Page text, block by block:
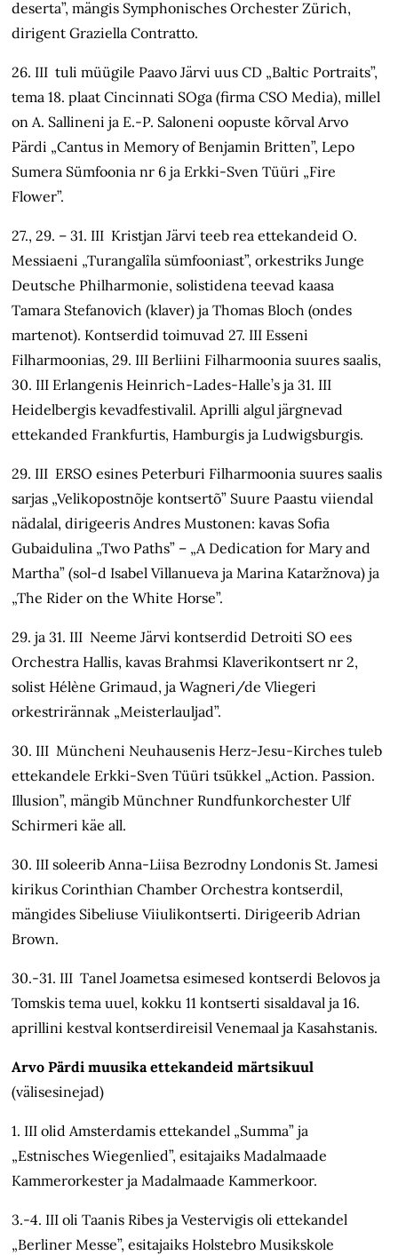
deserta”, mängis Symphonisches Orchester Zürich,
dirigent Graziella Contratto.
26. III tuli müügile Paavo Järvi uus CD „Baltic Portraits”,
tema 18. plaat Cincinnati SOga (firma CSO Media), millel
on A. Sallineni ja E.-P. Saloneni oopuste kõrval Arvo
Pärdi „Cantus in Memory of Benjamin Britten”, Lepo
Sumera Sümfoonia nr 6 ja Erkki-Sven Tüüri „Fire
Flower”.
27., 29. – 31. III Kristjan Järvi teeb rea ettekandeid O.
Messiaeni „Turangalîla sümfooniast”, orkestriks Junge
Deutsche Philharmonie, solistidena teevad kaasa
Tamara Stefanovich (klaver) ja Thomas Bloch (ondes
martenot). Kontserdid toimuvad 27. III Esseni
Filharmoonias, 29. III Berliini Filharmoonia suures saalis,
30. III Erlangenis Heinrich-Lades-Halle’s ja 31. III
Heidelbergis kevadfestivalil. Aprilli algul järgnevad
ettekanded Frankfurtis, Hamburgis ja Ludwigsburgis.
29. III ERSO esines Peterburi Filharmoonia suures saalis
sarjas „Velikopostnõje kontsertõ” Suure Paastu viiendal
nädalal, dirigeeris Andres Mustonen: kavas Sofia
Gubaidulina „Two Paths” – „A Dedication for Mary and
Martha” (sol-d Isabel Villanueva ja Marina Kataržnova) ja
„The Rider on the White Horse”.
29. ja 31. III Neeme Järvi kontserdid Detroiti SO ees
Orchestra Hallis, kavas Brahmsi Klaverikontsert nr 2,
solist Hélène Grimaud, ja Wagneri/de Vliegeri
orkestrirännak „Мeisterlauljad”.
30. III Müncheni Neuhausenis Herz-Jesu-Kirches tuleb
ettekandele Erkki-Sven Tüüri tsükkel „Action. Passion.
Illusion”, mängib Münchner Rundfunkorchester Ulf
Schirmeri käe all.
30. III soleerib Anna-Liisa Bezrodny Londonis St. Jamesi
kirikus Corinthian Chamber Orchestra kontserdil,
mängides Sibeliuse Viiulikontserti. Dirigeerib Adrian
Brown.
30.-31. III Tanel Joametsa esimesed kontserdi Belovos ja
Tomskis tema uuel, kokku 11 kontserti sisaldaval ja 16.
aprillini kestval kontserdireisil Venemaal ja Kasahstanis.
Arvo Pärdi muusika ettekandeid märtsikuul
(välisesinejad)
1. III olid Amsterdamis ettekandel „Summa” ja
„Estnisches Wiegenlied”, esitajaiks Madalmaade
Kammerorkester ja Madalmaade Kammerkoor.
3.-4. III oli Taanis Ribes ja Vestervigis oli ettekandel
„Berliner Messe”, esitajaiks Holstebro Musikskole